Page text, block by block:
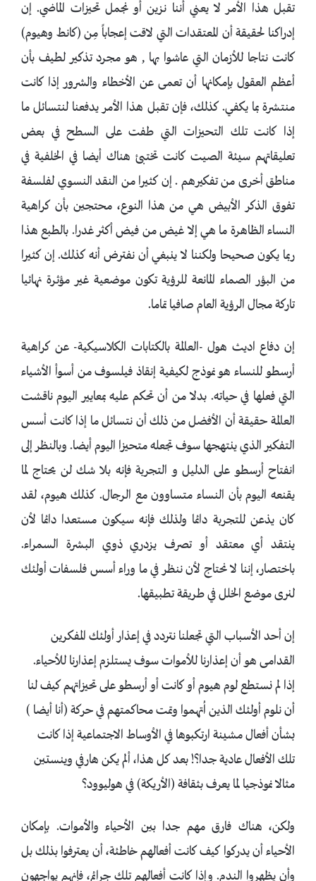
تقبل هذا الأمر لا يعني أننا نزين أو نجمل تحيزات الماضي. إن
إدراكنا لحقيقة أن المعتقدات التي لاقت إعجاباً مِن (كانط وهيوم)
كانت نتاجا للأزمان التي عاشوا بها , هو مجرد تذكير لطيف بأن
أعظم العقول بإمكانها أن تعمى عن الأخطاء والشرور إذا كانت
منتشرة بما يكفي. كذلك، فإن تقبل هذا الأمر يدفعنا لنتسائل ما
إذا كانت تلك التحيزات التي طفت على السطح في بعض
تعليقاتهم سيئة الصيت كانت تختبئ هناك أيضا في الخلفية في
مناطق أخرى من تفكيرهم . إن كثيرا من النقد النسوي لفلسفة
تفوق الذكر الأبيض هي من هذا النوع، محتجين بأن كراهية
النساء الظاهرة ما هي إلا غيض من فيض أكثر غدرا. بالطبع هذا
ربما يكون صحيحا ولكننا لا ينبغي أن نفترض أنه كذلك. إن كثيرا
من البؤر الصماء المانعة للرؤية تكون موضعية غير مؤثرة نهائيا
تاركة مجال الرؤية العام صافيا تماما.
إن دفاع اديث هول -العالمة بالكتابات الكلاسيكية- عن كراهية
أرسطو للنساء هو نموذج لكيفية إنقاذ فيلسوف من أسوأ الأشياء
التي فعلها في حياته. بدلا من أن تحكم عليه بمعايير اليوم ناقشت
العالمة حقيقة أن الأفضل من ذلك أن نتسائل ما إذا كانت أسس
التفكير الذي ينتهجها سوف تجعله متحيزا اليوم أيضا. وبالنظر إلى
انفتاح أرسطو على الدليل و التجربة فإنه بلا شك لن يحتاج لما
يقنعه اليوم بأن النساء متساوون مع الرجال. كذلك هيوم، لقد
كان يذعن للتجربة دائما ولذلك فإنه سيكون مستعدا دائما لأن
ينتقد أي معتقد أو تصرف يزدري ذوي البشرة السمراء.
باختصار، إننا لا نحتاج لأن ننظر في ما وراء أسس فلسفات أولئك
لنرى موضع الخلل في طريقة تطبيقها.
إن أحد الأسباب التي تجعلنا نتردد في إعذار أولئك المفكرين
القدامى هو أن إعذارنا للأموات سوف يستلزم إعذارنا للأحياء.
إذا لم نستطع لوم هيوم أو كانت أو أرسطو على تحيزاتهم كيف لنا
أن نلوم أولئك الذين اُتهموا وتمت محاكمتهم في حركة (أنا أيضا )
بشأن أفعال مشينة ارتكبوها في الأوساط الاجتماعية إذا كانت
تلك الأفعال عادية جدا؟! بعد كل هذا، ألم يكن هارفي وينستين
مثالا نموذجيا لما يعرف بثقافة (الأريكة) في هوليوود؟
ولكن، هناك فارق مهم جدا بين الأحياء والأموات. بإمكان
الأحياء أن يدركوا كيف كانت أفعالهم خاطئة، أن يعترفوا بذلك بل
وأن يظهروا الندم. وإذا كانت أفعالهم تلك جرائم، فإنهم يواجهون